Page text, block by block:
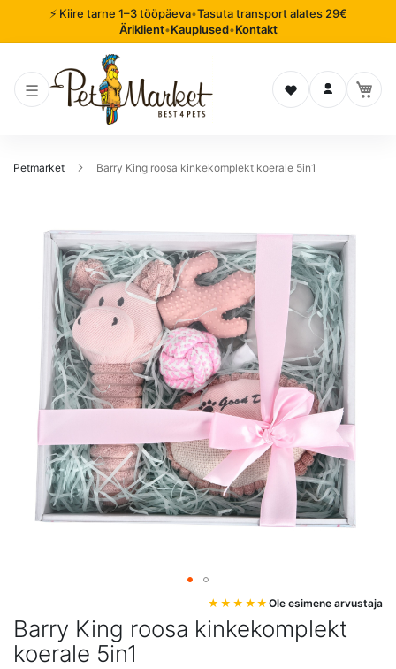
⚡ Kiire tarne 1–3 tööpäeva•Tasuta transport alates 29€
Äriklient•Kauplused•Kontakt
Soovinimekiri
Logi sisse
Petmarket Barry King roosa kinkekomplekt koerale 5in1
Barry King roosa kinkekomplekt
koerale 5in1
Ole esimene arvustaja
pildigalerii
algusesse